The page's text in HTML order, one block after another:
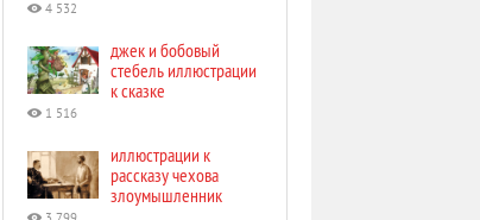
4 532
джек и бобовый
стебель иллюстрации
к сказке
1 516
иллюстрации к
рассказу чехова
злоумышленник